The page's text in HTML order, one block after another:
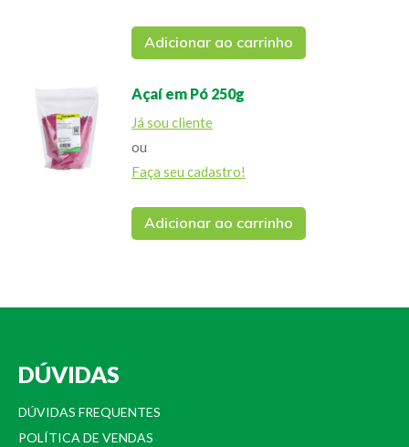
Adicionar ao carrinho
Açaí em Pó 250g
Já sou cliente
ou
Faça seu cadastro!
Adicionar ao carrinho
DÚVIDAS
DÚVIDAS FREQUENTES
POLÍTICA DE VENDAS